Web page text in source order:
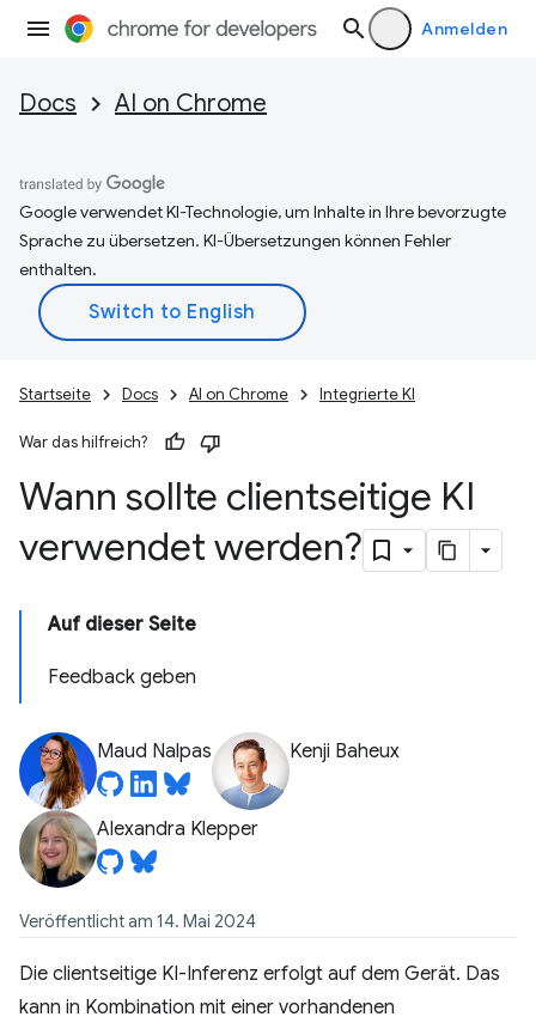
Anmelden
Docs AI on Chrome
Google verwendet KI-Technologie, um Inhalte in Ihre bevorzugte
Sprache zu übersetzen. KI-Übersetzungen können Fehler
enthalten.
Startseite Docs AI on Chrome Integrierte KI
War das hilfreich?
Wann sollte clientseitige KI
verwendet werden?
Auf dieser Seite
Feedback geben
Maud Nalpas Kenji Baheux
Alexandra Klepper
Veröffentlicht am 14. Mai 2024
Die clientseitige KI-Inferenz erfolgt auf dem Gerät. Das
kann in Kombination mit einer vorhandenen